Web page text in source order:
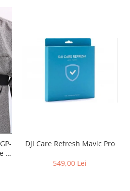
foto
sau
J
DJI Care Refresh Mavic Pro
549,00 Lei